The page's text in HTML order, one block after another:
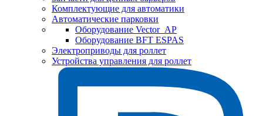
Комплектующие для автоматики
Автоматические парковки
Оборудование Vector_AP
Оборудование BFT ESPAS
Электроприводы для роллет
Устройства управления для роллет